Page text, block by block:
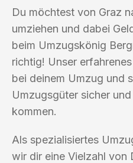
Du möchtest von Graz
umziehen und dabei
beim Umzugskönig
richtig! Unser
bei deinem Umzug und
Umzugsgüter sicher
kommen.
Als spezialisiertes
wir dir eine Vielzahl von